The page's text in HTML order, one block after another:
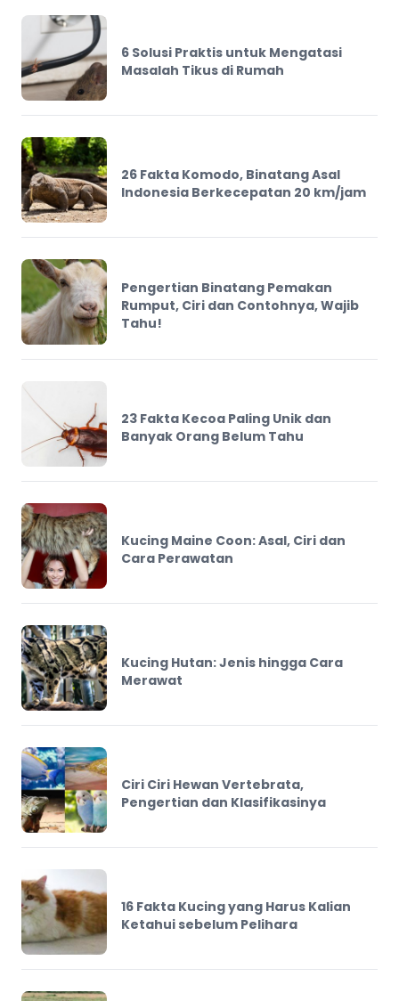
6 Solusi Praktis untuk Mengatasi
Masalah Tikus di Rumah
26 Fakta Komodo, Binatang Asal
Indonesia Berkecepatan 20 km/jam
Pengertian Binatang Pemakan
Rumput, Ciri dan Contohnya, Wajib
Tahu!
23 Fakta Kecoa Paling Unik dan
Banyak Orang Belum Tahu
Kucing Maine Coon: Asal, Ciri dan
Cara Perawatan
Kucing Hutan: Jenis hingga Cara
Merawat
Ciri Ciri Hewan Vertebrata,
Pengertian dan Klasifikasinya
16 Fakta Kucing yang Harus Kalian
Ketahui sebelum Pelihara